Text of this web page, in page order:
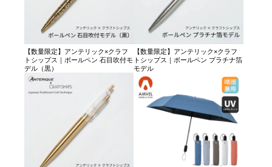
【数量限定】アンテリック×クラフ
トシップス｜ボールペン 石目吹付モ
デル（黒）
【数量限定】アンテリック×クラフ
トシップス｜ボールペン プラチナ箔
モデル